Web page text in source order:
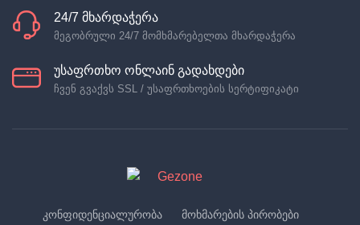
24/7 მხარდაჭერა
მეგობრული 24/7 მომხმარებელთა მხარდაჭერა
უსაფრთხო ონლაინ გადახდები
ჩვენ გვაქვს SSL / უსაფრთხოების სერტიფიკატი
კონფიდენციალურობა მოხმარების პირობები